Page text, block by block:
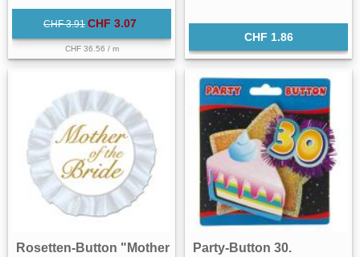
CHF 3.91 CHF 3.07
CHF 36.56 / m
CHF 1.86
Rosetten-Button "Mother
Party-Button 30.